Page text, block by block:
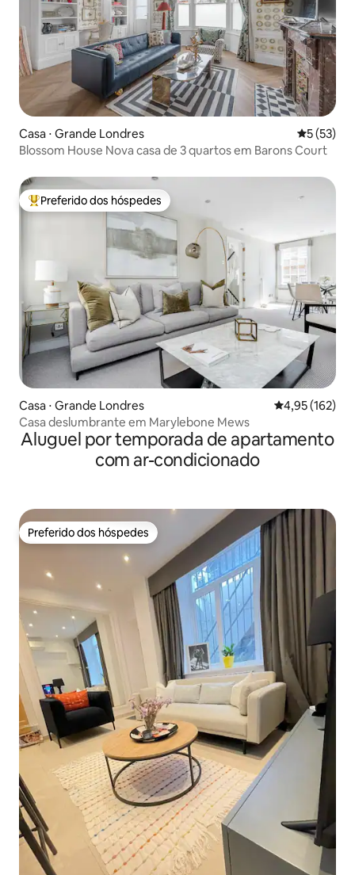
Casa ⋅ Grande Londres 5 de uma
5 (53)
Blossom House Nova casa de 3 quartos em Barons Court
Entre os melhores preferidos dos hóspedes
Preferido dos hóspedes
Casa ⋅ Grande Londres 4,95 de uma
4,95 (162)
Casa deslumbrante em Marylebone Mews
Aluguel por temporada de apartamento
com ar-condicionado
Preferido dos hóspedes
Preferido dos hóspedes